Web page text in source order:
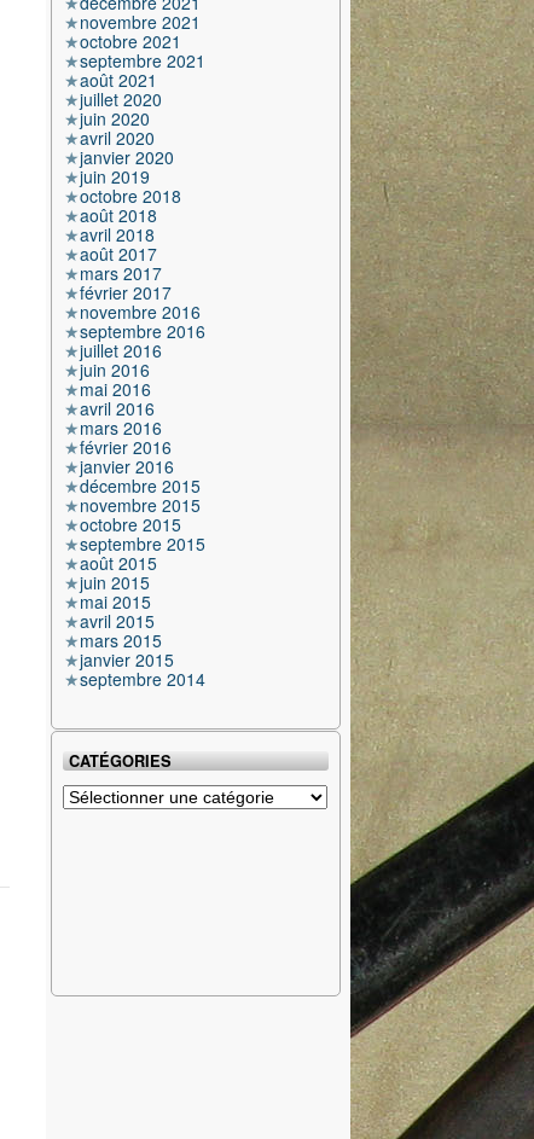
novembre 2021
octobre 2021
septembre 2021
août 2021
juillet 2020
juin 2020
avril 2020
janvier 2020
juin 2019
octobre 2018
août 2018
avril 2018
août 2017
mars 2017
février 2017
novembre 2016
septembre 2016
juillet 2016
juin 2016
mai 2016
avril 2016
mars 2016
février 2016
janvier 2016
décembre 2015
novembre 2015
octobre 2015
septembre 2015
août 2015
juin 2015
mai 2015
avril 2015
mars 2015
janvier 2015
septembre 2014
CATÉGORIES
Catégories